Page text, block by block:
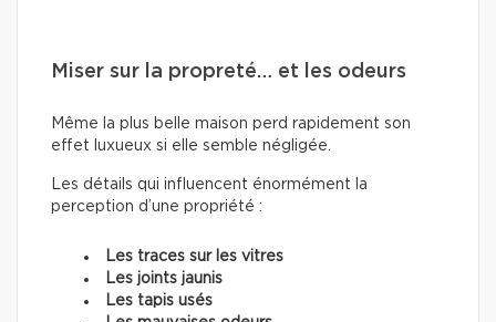
Miser sur la propreté… et les odeurs
Même la plus belle maison perd rapidement son
effet luxueux si elle semble négligée.
Les détails qui influencent énormément la
perception d’une propriété :
Les traces sur les vitres
Les joints jaunis
Les tapis usés